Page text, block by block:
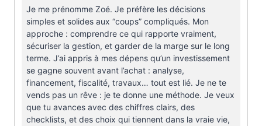
Je me prénomme Zoé. Je préfère les décisions
simples et solides aux “coups” compliqués. Mon
approche : comprendre ce qui rapporte vraiment,
sécuriser la gestion, et garder de la marge sur le long
terme. J’ai appris à mes dépens qu’un investissement
se gagne souvent avant l’achat : analyse,
financement, fiscalité, travaux… tout est lié. Je ne te
vends pas un rêve : je te donne une méthode. Je veux
que tu avances avec des chiffres clairs, des
checklists, et des choix qui tiennent dans la vraie vie,